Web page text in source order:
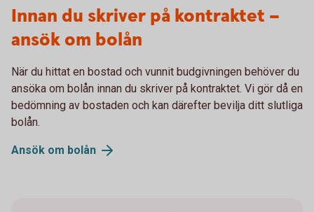
Innan du skriver på kontraktet –
ansök om bolån
När du hittat en bostad och vunnit budgivningen behöver du
ansöka om bolån innan du skriver på kontraktet. Vi gör då en
bedömning av bostaden och kan därefter bevilja ditt slutliga
bolån.
Ansök om bolån